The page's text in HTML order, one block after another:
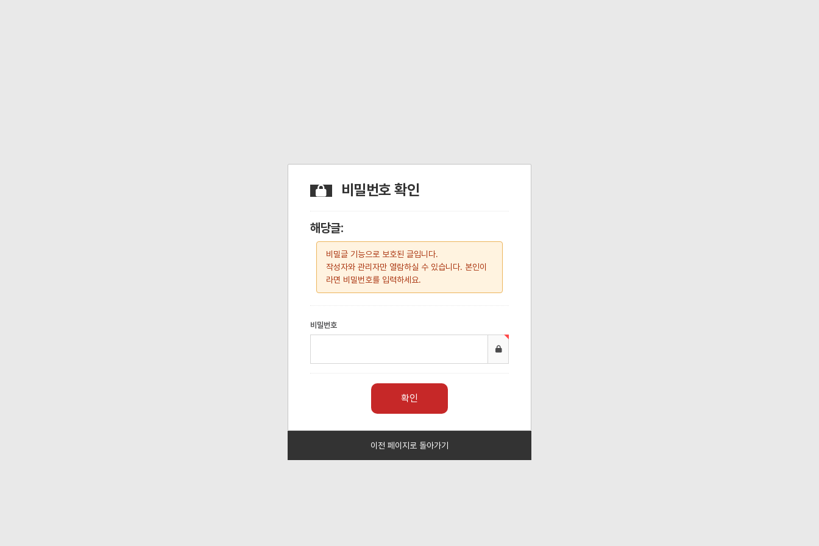
비밀번호 확인
해당글:
비밀글 기능으로 보호된 글입니다.
작성자와 관리자만 열람하실 수 있습니다. 본인이
라면 비밀번호를 입력하세요.
비밀번호
이전 페이지로 돌아가기